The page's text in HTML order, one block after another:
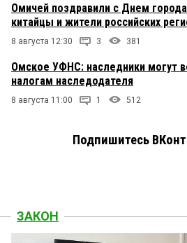
Омичей поздравили с Днем
китайцы и жители российских
8 августа 12:30 3 381
Омское УФНС: наследники могут
налогам наследодателя
8 августа 11:00 1 512
Подпишитесь
ЗАКОН